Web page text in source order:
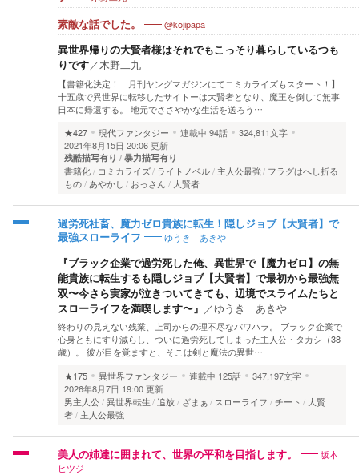
素敵な話でした。 @kojipapa
異世界帰りの大賢者様はそれでもこっそり暮らしているつも
りです／木野二九
【書籍化決定！ 月刊ヤングマガジンにてコミカライズもスタート！】
十五歳で異世界に転移したサイトーは大賢者となり、魔王を倒して無事
日本に帰還する。 地元でささやかな生活を送ろう…
★427
現代ファンタジー 連載中 94話
324,811文字
2021年8月15日 20:06 更新
残酷描写有り 暴力描写有り
書籍化 コミカライズ ライトノベル 主人公最強 フラグはへし折る
もの
あやかし おっさん 大賢者
過労死社畜、魔力ゼロ貴族に転生！隠しジョブ【大賢者】で
最強スローライフ
ゆうき あきや
『ブラック企業で過労死した俺、異世界で【魔力ゼロ】の無
能貴族に転生するも隠しジョブ【大賢者】で最初から最強無
双〜今さら実家が泣きついてきても、辺境でスライムたちと
スローライフを満喫します〜』 ／ゆうき あきや
終わりの見えない残業、上司からの理不尽なパワハラ。 ブラック企業で
心身ともにすり減らし、ついに過労死してしまった主人公・タカシ（38
歳）。 彼が目を覚ますと、そこは剣と魔法の異世…
★175
異世界ファンタジー 連載中 125話
347,197文字
2026年8月7日 19:00 更新
男主人公 異世界転生 追放 ざまぁ スローライフ チート
大賢
者
主人公最強
美人の姉達に囲まれて、世界の平和を目指します。
坂本
ヒツジ